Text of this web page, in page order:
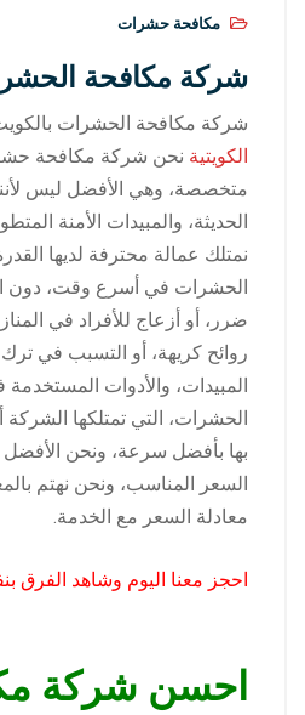
مكافحة حشرات
شركة مكافحة
شركة مكافحة الحشرات
الكويتية نحن شركة مكافحة
متخصصة، وهي الأفضل ليس لأننا
الحديثة، والمبيدات الأمنة
نمتلك عمالة محترفة لديها
الحشرات في أسرع وقت، دون
ضرر، أو أزعاج للأفراد في
روائح كريهة، أو التسبب في ترك
المبيدات، والأدوات
الحشرات، التي تمتلكها
بها بأفضل سرعة، ونحن الأفضل
السعر المناسب، ونحن نهتم
معادلة السعر مع الخدمة.
احجز معنا اليوم وشاهد الفرق
احسن شركة